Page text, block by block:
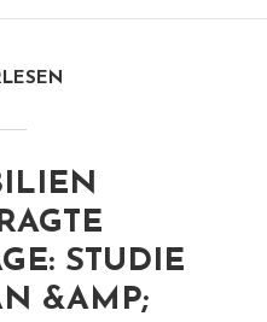
STUDIE
&AMP;